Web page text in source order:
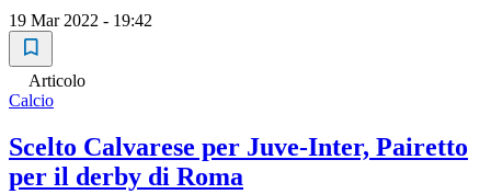
19 Mar 2022 - 19:42
Articolo
Calcio
Scelto Calvarese per Juve-Inter, Pairetto
per il derby di Roma